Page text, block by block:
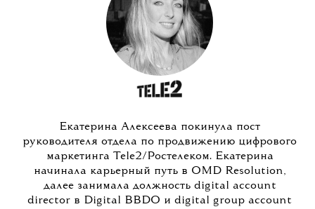
Екатерина Алексеева покинула пост
руководителя отдела по продвижению цифрового
маркетинга Tele2/Ростелеком. Екатерина
начинала карьерный путь в OMD Resolution,
далее занимала должность digital account
director в Digital BBDO и digital group account